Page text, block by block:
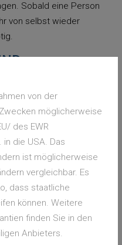
Sobald eine Person
von selbst wieder
DEM WASSER
oder beauftragt
zu tun. Dann muss die
kann man - wenn man es
den Bademeister
Person an
zu prüfen. Die Person
werden, der Kopf wird
gelegt. Dann muss
dem Gesicht nahe an das
von der
möglicherweise
des EWR
die USA. Das
ist möglicherweise
vergleichbar. Es
dass staatliche
können. Weitere
finden Sie in den
Anbieters.